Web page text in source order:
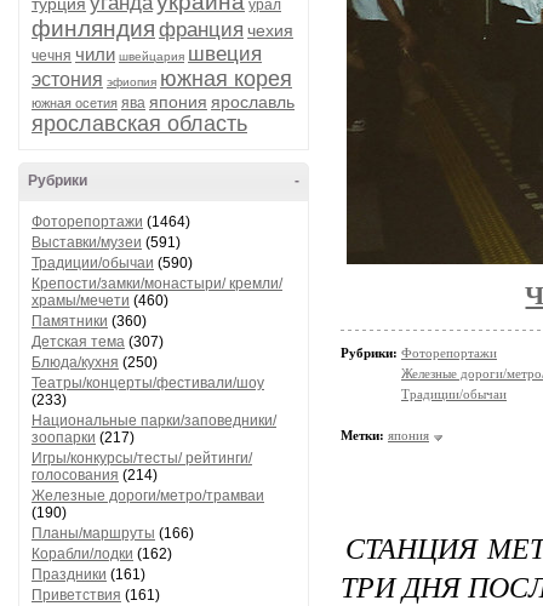
урал
финляндия франция чехия
чечня чили швейцария швеция
эстония эфиопия южная корея
южная осетия ява япония ярославль
ярославская область
-
Рубрики
Фоторепортажи (1464)
Выставки/музеи (591)
Традиции/обычаи (590)
Крепости/замки/монастыри/ кремли/
храмы/мечети (460)
Памятники (360)
Детская тема (307)
Блюда/кухня (250)
Театры/концерты/фестивали/шоу
(233)
Национальные парки/заповедники/
зоопарки (217)
Игры/конкурсы/тесты/ рейтинги/
голосования (214)
Железные дороги/метро/трамваи
(190)
Планы/маршруты (166)
Корабли/лодки (162)
Праздники (161)
Приветствия (161)
Рубрики: Фоторепортажи
Железные дороги/
Традиции/обычаи
Метки: япония
СТАНЦИЯ
ТРИ ДНЯ